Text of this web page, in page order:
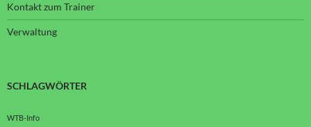
Kontakt zum Trainer
Verwaltung
SCHLAGWÖRTER
WTB-Info